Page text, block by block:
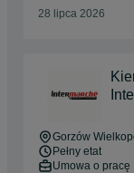
28 lipca 2026
Gorzów
Pełny etat
Umowa o pracę